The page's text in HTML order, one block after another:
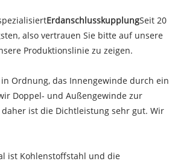
ErdanschlusskupplungSeit 20
also vertrauen Sie bitte auf unsere
Produktionslinie zu zeigen.
in Ordnung, das Innengewinde durch ein
Doppel- und Außengewinde zur
ist die Dichtleistung sehr gut. Wir
ist Kohlenstoffstahl und die